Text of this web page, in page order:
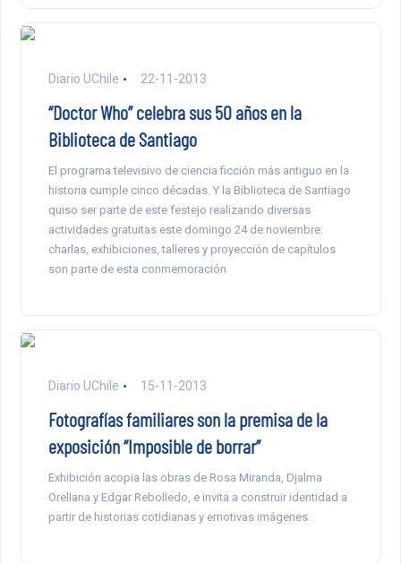
Diario UChile 22-11-2013
“Doctor Who” celebra sus 50 años en la
Biblioteca de Santiago
El programa televisivo de ciencia ficción más antiguo en la
historia cumple cinco décadas. Y la Biblioteca de Santiago
quiso ser parte de este festejo realizando diversas
actividades gratuitas este domingo 24 de noviembre:
charlas, exhibiciones, talleres y proyección de capítulos
son parte de esta conmemoración
Diario UChile 15-11-2013
Fotografías familiares son la premisa de la
exposición “Imposible de borrar”
Exhibición acopia las obras de Rosa Miranda, Djalma
Orellana y Edgar Rebolledo, e invita a construir identidad a
partir de historias cotidianas y emotivas imágenes.